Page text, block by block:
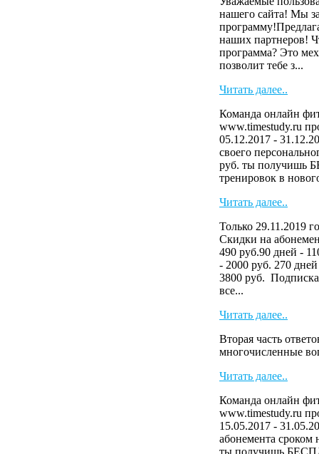
нашего сайта! Мы
наших партнеров!
программа? Это
позволит тебе з...
Читать далее..
Команда онлайн
www.timestudy.ru
05.12.2017 -
своего
руб. ты получишь
тренировок в
Читать далее..
Только 29.11.2019
Скидки на
490 руб.90 дней -
- 2000 руб. 270
3800 руб.
все...
Читать далее..
Вторая часть
многочисленные
Читать далее..
Команда онлайн
www.timestudy.ru
15.05.2017 -
абонемента сроком
ты получишь